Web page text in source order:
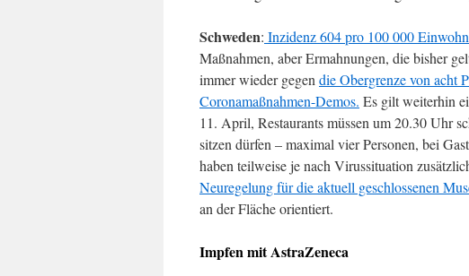
Schweden: Inzidenz 604 pro 100 000
Maßnahmen, aber Ermahnungen, die bisher
immer wieder gegen die Obergrenze von acht
Coronamaßnahmen-Demos. Es gilt weiterhin
11. April, Restaurants müssen um 20.30 Uhr
sitzen dürfen – maximal vier Personen, bei
haben teilweise je nach Virussituation
Neuregelung für die aktuell geschlossenen
an der Fläche orientiert.
Impfen mit AstraZeneca